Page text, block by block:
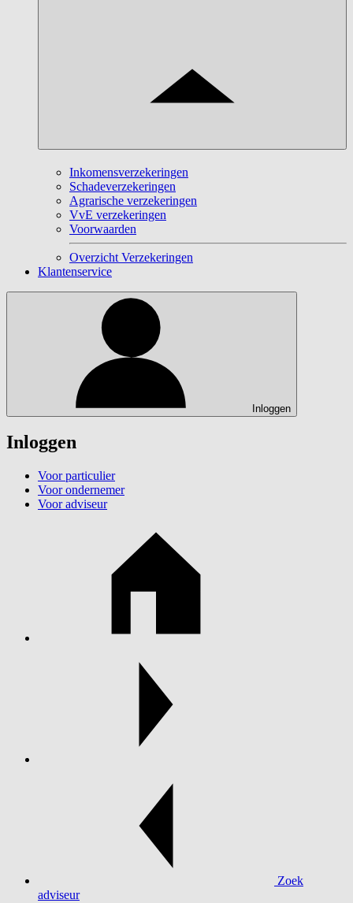
Inkomensverzekeringen
Schadeverzekeringen
Agrarische verzekeringen
VvE verzekeringen
Voorwaarden
Overzicht Verzekeringen
Klantenservice
Inloggen
Inloggen
Voor particulier
Voor ondernemer
Voor adviseur
Zoek
adviseur